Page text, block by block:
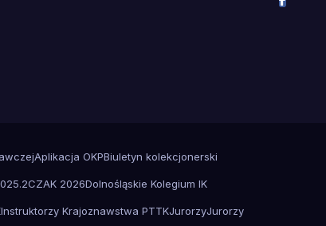
Aplikacja OKPBiuletyn kolekcjonerski
CZAK 2026Dolnośląskie Kolegium IK
Instruktorzy Krajoznawstwa PTTKJurorzyJurorzy